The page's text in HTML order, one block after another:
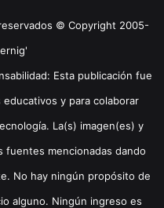
© Copyright 2005-
Esta publicación fue
y para colaborar
La(s) imagen(es) y
mencionadas dando
No hay ningún propósito de
alguno. Ningún ingreso es